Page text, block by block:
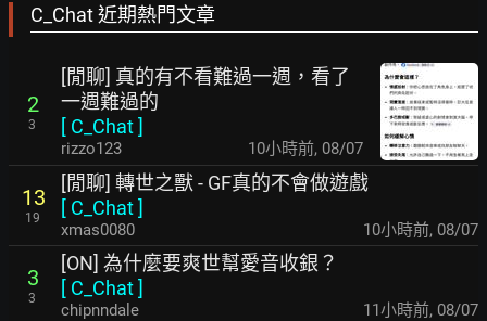
C_Chat 近期熱門文章
2
3
[閒聊] 真的有不看難過一週，看了
一週難過的
[ C_Chat]
rizzo123 10小時前, 08/07
13
19
[閒聊] 轉世之獸 - GF真的不會做遊戲
[ C_Chat]
xmas0080 10小時前, 08/07
3
3
[ON] 為什麼要爽世幫愛音收銀？
[ C_Chat]
chipnndale 11小時前, 08/07